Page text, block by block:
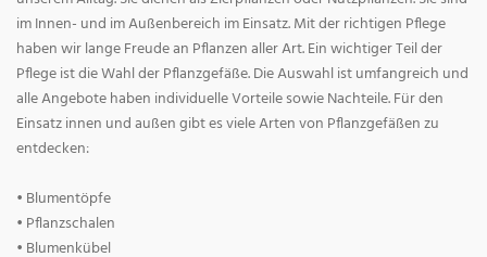
im Innen- und im Außenbereich im Einsatz. Mit der richtigen Pflege
haben wir lange Freude an Pflanzen aller Art. Ein wichtiger Teil der
Pflege ist die Wahl der Pflanzgefäße. Die Auswahl ist umfangreich und
alle Angebote haben individuelle Vorteile sowie Nachteile. Für den
Einsatz innen und außen gibt es viele Arten von Pflanzgefäßen zu
entdecken:
• Blumentöpfe
• Pflanzschalen
• Blumenkübel